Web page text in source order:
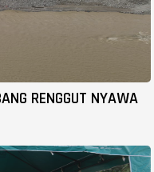
RENGGUT NYAWA